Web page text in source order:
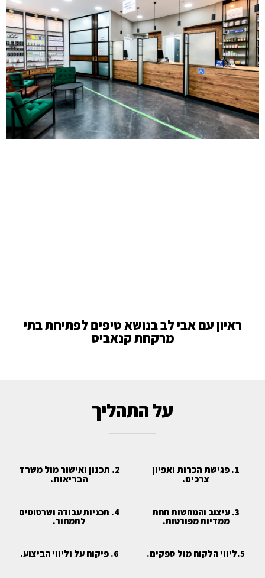
ראיון עם אבי לב בנושא טיפים לפתיחת בתי
מרקחת קנאביס
על התהליך
1. פגישת הכרות ואפיון
צרכים.
2. תכנון ואישור מול משרד
הבריאות.
3. עיצוב והמחשות תחת
ממדיות מפורטות.
4. תכניות עבודה ושרטוטים
לתמחור.
5.ליווי הלקוח מול ספקים. 6. פיקוח על וליווי הביצוע.